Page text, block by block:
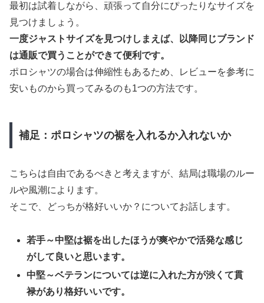
最初は試着しながら、頑張って自分にぴったりなサイズを
見つけましょう。
一度ジャストサイズを見つけしまえば、以降同じブランド
は通販で買うことができて便利です。
ポロシャツの場合は伸縮性もあるため、レビューを参考に
安いものから買ってみるのも1つの方法です。
補足：ポロシャツの裾を入れるか入れないか
こちらは自由であるべきと考えますが、結局は職場のルー
ルや風潮によります。
そこで、どっちが格好いいか？についてお話します。
若手～中堅は裾を出したほうが爽やかで活発な感じ
がして良いと思います。
中堅～ベテランについては逆に入れた方が渋くて貫
禄があり格好いいです。